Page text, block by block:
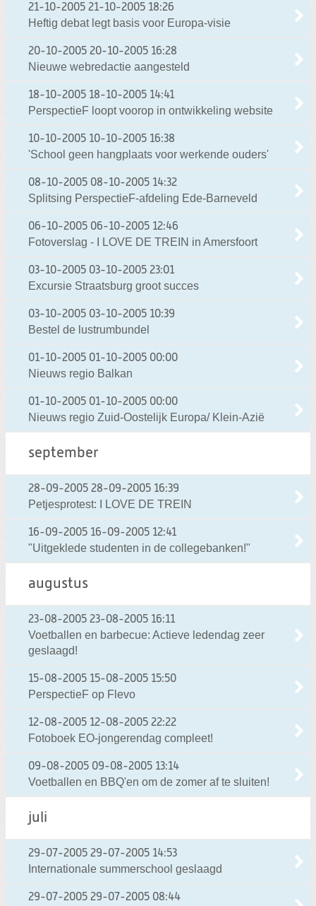
21-10-2005 21-10-2005 18:26
Heftig debat legt basis voor Europa-visie
20-10-2005 20-10-2005 16:28
Nieuwe webredactie aangesteld
18-10-2005 18-10-2005 14:41
PerspectieF loopt voorop in ontwikkeling website
10-10-2005 10-10-2005 16:38
'School geen hangplaats voor werkende ouders'
08-10-2005 08-10-2005 14:32
Splitsing PerspectieF-afdeling Ede-Barneveld
06-10-2005 06-10-2005 12:46
Fotoverslag - I LOVE DE TREIN in Amersfoort
03-10-2005 03-10-2005 23:01
Excursie Straatsburg groot succes
03-10-2005 03-10-2005 10:39
Bestel de lustrumbundel
01-10-2005 01-10-2005 00:00
Nieuws regio Balkan
01-10-2005 01-10-2005 00:00
Nieuws regio Zuid-Oostelijk Europa/ Klein-Azië
september
28-09-2005 28-09-2005 16:39
Petjesprotest: I LOVE DE TREIN
16-09-2005 16-09-2005 12:41
"Uitgeklede studenten in de collegebanken!"
augustus
23-08-2005 23-08-2005 16:11
Voetballen en barbecue: Actieve ledendag zeer
geslaagd!
15-08-2005 15-08-2005 15:50
PerspectieF op Flevo
12-08-2005 12-08-2005 22:22
Fotoboek EO-jongerendag compleet!
09-08-2005 09-08-2005 13:14
Voetballen en BBQ'en om de zomer af te sluiten!
juli
29-07-2005 29-07-2005 14:53
Internationale summerschool geslaagd
29-07-2005 29-07-2005 08:44